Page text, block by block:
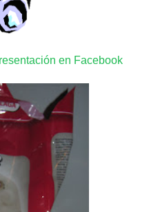
en Facebook